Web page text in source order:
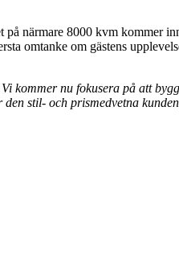
närmare 8000 kvm kommer
omtanke om gästens
kommer nu fokusera på att
stil- och prismedvetna